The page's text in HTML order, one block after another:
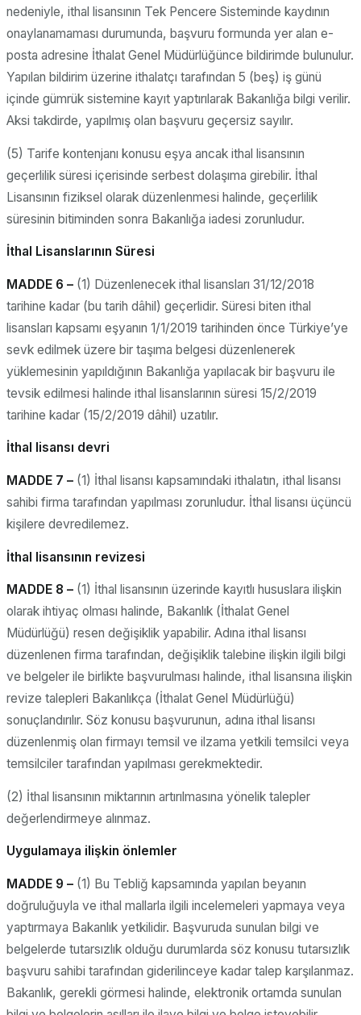
nedeniyle, ithal lisansının Tek Pencere Sisteminde kaydının
onaylanamaması durumunda, başvuru formunda yer alan e-
posta adresine İthalat Genel Müdürlüğünce bildirimde bulunulur.
Yapılan bildirim üzerine ithalatçı tarafından 5 (beş) iş günü
içinde gümrük sistemine kayıt yaptırılarak Bakanlığa bilgi verilir.
Aksi takdirde, yapılmış olan başvuru geçersiz sayılır.
(5) Tarife kontenjanı konusu eşya ancak ithal lisansının
geçerlilik süresi içerisinde serbest dolaşıma girebilir. İthal
Lisansının fiziksel olarak düzenlenmesi halinde, geçerlilik
süresinin bitiminden sonra Bakanlığa iadesi zorunludur.
İthal Lisanslarının Süresi
MADDE 6 – (1) Düzenlenecek ithal lisansları 31/12/2018
tarihine kadar (bu tarih dâhil) geçerlidir. Süresi biten ithal
lisansları kapsamı eşyanın 1/1/2019 tarihinden önce Türkiye’ye
sevk edilmek üzere bir taşıma belgesi düzenlenerek
yüklemesinin yapıldığının Bakanlığa yapılacak bir başvuru ile
tevsik edilmesi halinde ithal lisanslarının süresi 15/2/2019
tarihine kadar (15/2/2019 dâhil) uzatılır.
İthal lisansı devri
MADDE 7 – (1) İthal lisansı kapsamındaki ithalatın, ithal lisansı
sahibi firma tarafından yapılması zorunludur. İthal lisansı üçüncü
kişilere devredilemez.
İthal lisansının revizesi
MADDE 8 – (1) İthal lisansının üzerinde kayıtlı hususlara ilişkin
olarak ihtiyaç olması halinde, Bakanlık (İthalat Genel
Müdürlüğü) resen değişiklik yapabilir. Adına ithal lisansı
düzenlenen firma tarafından, değişiklik talebine ilişkin ilgili bilgi
ve belgeler ile birlikte başvurulması halinde, ithal lisansına ilişkin
revize talepleri Bakanlıkça (İthalat Genel Müdürlüğü)
sonuçlandırılır. Söz konusu başvurunun, adına ithal lisansı
düzenlenmiş olan firmayı temsil ve ilzama yetkili temsilci veya
temsilciler tarafından yapılması gerekmektedir.
(2) İthal lisansının miktarının artırılmasına yönelik talepler
değerlendirmeye alınmaz.
Uygulamaya ilişkin önlemler
MADDE 9 – (1) Bu Tebliğ kapsamında yapılan beyanın
doğruluğuyla ve ithal mallarla ilgili incelemeleri yapmaya veya
yaptırmaya Bakanlık yetkilidir. Başvuruda sunulan bilgi ve
belgelerde tutarsızlık olduğu durumlarda söz konusu tutarsızlık
başvuru sahibi tarafından giderilinceye kadar talep karşılanmaz.
Bakanlık, gerekli görmesi halinde, elektronik ortamda sunulan